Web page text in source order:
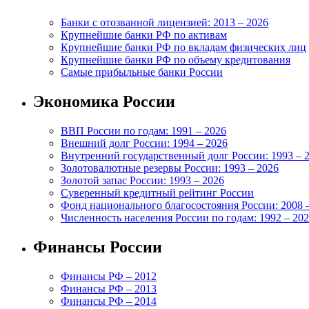
Банки с отозванной лицензией: 2013 – 2026
Крупнейшие банки РФ по активам
Крупнейшие банки РФ по вкладам физических лиц
Крупнейшие банки РФ по объему кредитования
Самые прибыльные банки России
Экономика России
ВВП России по годам: 1991 – 2026
Внешний долг России: 1994 – 2026
Внутренний государственный долг России: 1993 –
Золотовалютные резервы России: 1993 – 2026
Золотой запас России: 1993 – 2026
Суверенный кредитный рейтинг России
Фонд национального благосостояния России: 2008
Численность населения России по годам: 1992 –
Финансы России
Финансы РФ – 2012
Финансы РФ – 2013
Финансы РФ – 2014